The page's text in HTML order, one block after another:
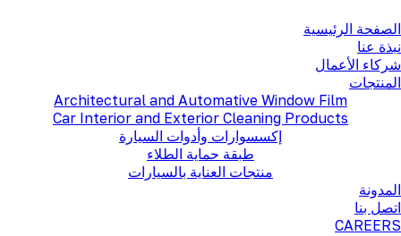
الصفحة الرئيسية
نبذة عنا
شركاء الأعمال
المنتجات
Architectural and Automative Window Film
Car Interior and Exterior Cleaning Products
إكسسوارات وأدوات السيارة
طبقة حماية الطلاء
منتجات العناية بالسيارات
المدونة
اتصل بنا
CAREERS